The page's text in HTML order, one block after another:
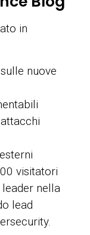
in
nuove
visitatori
nella
lead